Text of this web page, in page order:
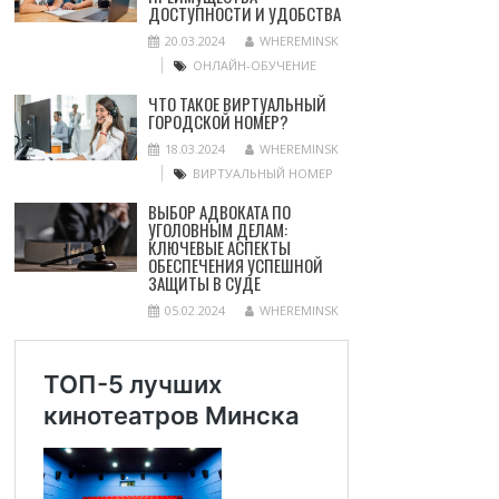
ДОСТУПНОСТИ И УДОБСТВА
20.03.2024
WHEREMINSK
ОНЛАЙН-ОБУЧЕНИЕ
ЧТО ТАКОЕ ВИРТУАЛЬНЫЙ
ГОРОДСКОЙ НОМЕР?
18.03.2024
WHEREMINSK
ВИРТУАЛЬНЫЙ НОМЕР
ВЫБОР АДВОКАТА ПО
УГОЛОВНЫМ ДЕЛАМ:
КЛЮЧЕВЫЕ АСПЕКТЫ
ОБЕСПЕЧЕНИЯ УСПЕШНОЙ
ЗАЩИТЫ В СУДЕ
05.02.2024 WHEREMINSK